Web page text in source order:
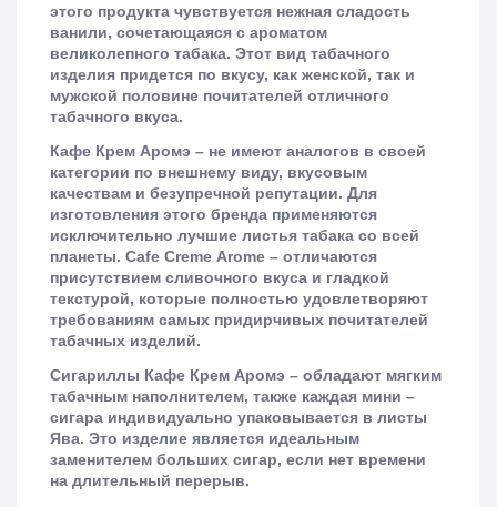
этого продукта чувствуется нежная сладость
ванили, сочетающаяся с ароматом
великолепного табака. Этот вид табачного
изделия придется по вкусу, как женской, так и
мужской половине почитателей отличного
табачного вкуса.
Кафе Крем Аромэ – не имеют аналогов в своей
категории по внешнему виду, вкусовым
качествам и безупречной репутации. Для
изготовления этого бренда применяются
исключительно лучшие листья табака со всей
планеты. Cafe Creme Arome – отличаются
присутствием сливочного вкуса и гладкой
текстурой, которые полностью удовлетворяют
требованиям самых придирчивых почитателей
табачных изделий.
Сигариллы Кафе Крем Аромэ – обладают мягким
табачным наполнителем, также каждая мини –
сигара индивидуально упаковывается в листы
Ява. Это изделие является идеальным
заменителем больших сигар, если нет времени
на длительный перерыв.